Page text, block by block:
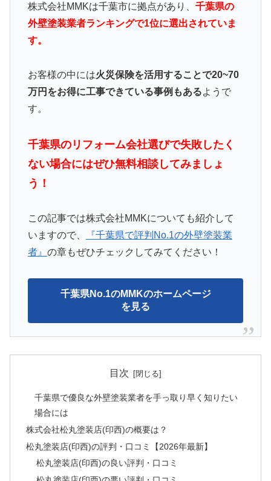
株式会社MMKは千葉市に拠点があり、 千葉県の
外壁塗装業者ランキングで1位に選出されていま
す。
お客様の中には火災保険を活用することで20~70
万円をお得に工事できている事例もあるようで
す。
千葉県のリフォーム会社選びで失敗したく
ない場合にはぜひ無料相談してみましょ
う！
この記事では株式会社MMKについても紹介して
いますので、
『千葉県で評判No.1の外壁塗装業
者』 の章もぜひチェックしてみてください！
千葉県No.1のMMKのホームページ
を見る
目次
千葉県で優良な外壁塗装業者を手っ取り早く知りたい
場合には
株式会社松丸塗装店(印西)の概要は？
松丸塗装店(印西)の評判・口コミ【2026年最新】
松丸塗装店(印西)の良い評判・口コミ